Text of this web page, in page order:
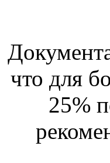
что для
25%